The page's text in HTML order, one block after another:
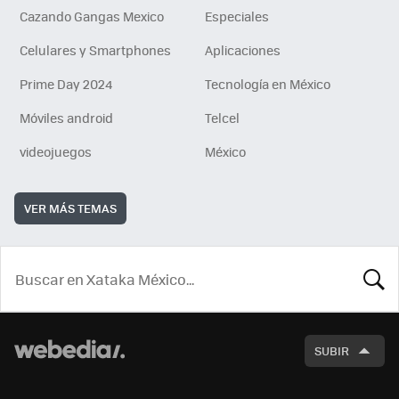
Cazando Gangas Mexico
Especiales
Celulares y Smartphones
Aplicaciones
Prime Day 2024
Tecnología en México
Móviles android
Telcel
videojuegos
México
VER MÁS TEMAS
SUBIR